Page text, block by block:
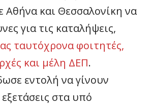
Αθήνα και Θεσσαλονίκη να
για τις καταλήψεις,
ταυτόχρονα φοιτητές,
και μέλη ΔΕΠ.
εντολή να γίνουν
στα υπό